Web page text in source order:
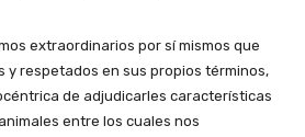
extraordinarios por sí mismos que
y respetados en sus propios términos,
de adjudicarles características
entre los cuales nos